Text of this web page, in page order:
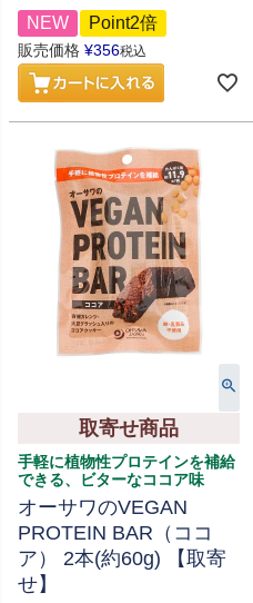
NEW Point2倍
販売価格 ¥356税込
取寄せ商品
手軽に植物性プロテインを補給
できる、ビターなココア味
オーサワのVEGAN
PROTEIN BAR（ココ
ア） 2本(約60g) 【取寄
せ】